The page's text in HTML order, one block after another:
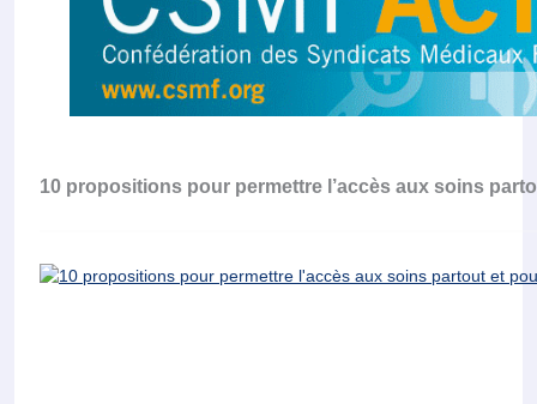
10 propositions pour permettre l’accès aux soins